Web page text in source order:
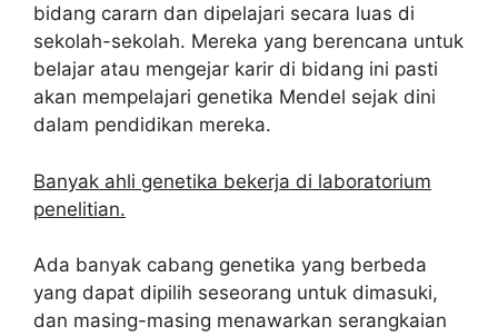
bidang cararn dan dipelajari secara luas di
sekolah-sekolah. Mereka yang berencana untuk
belajar atau mengejar karir di bidang ini pasti
akan mempelajari genetika Mendel sejak dini
dalam pendidikan mereka.
Banyak ahli genetika bekerja di laboratorium
penelitian.
Ada banyak cabang genetika yang berbeda
yang dapat dipilih seseorang untuk dimasuki,
dan masing-masing menawarkan serangkaian